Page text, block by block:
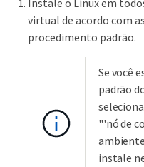
Instale o Linux em
virtual de acordo com
procedimento padrão.
Se você
padrão
"'nó de
instale